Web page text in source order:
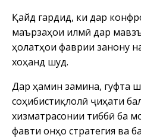
Қайд гардид, ки дар
маърӯзаҳои илмӣ дар
ҳолатҳои фаврии занону
хоҳанд шуд.
Дар ҳамин замина, гуфта
соҳибистиқлолӣ ҷиҳати
хизматрасонии тиббӣ ба
фавти онҳо стратегия ва